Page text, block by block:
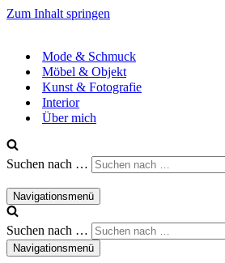
Zum Inhalt springen
Mode & Schmuck
Möbel & Objekt
Kunst & Fotografie
Interior
Über mich
Suchen nach …
Navigationsmenü
Suchen nach …
Navigationsmenü